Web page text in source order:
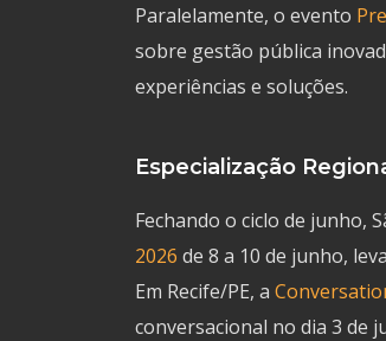
Paralelamente, o evento
sobre gestão pública
experiências e soluções.
Especialização
Fechando o ciclo de junho,
2026 de 8 a 10 de junho,
Em Recife/PE, a
conversacional no dia 3 de